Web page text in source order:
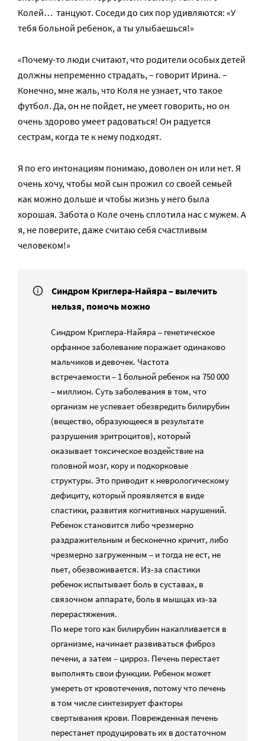
Колей… танцуют. Соседи до сих пор удивляются: «У
тебя больной ребенок, а ты улыбаешься!»
«Почему-то люди считают, что родители особых детей
должны непременно страдать, – говорит Ирина. –
Конечно, мне жаль, что Коля не узнает, что такое
футбол. Да, он не пойдет, не умеет говорить, но он
очень здорово умеет радоваться! Он радуется
сестрам, когда те к нему подходят.
Я по его интонациям понимаю, доволен он или нет. Я
очень хочу, чтобы мой сын прожил со своей семьей
как можно дольше и чтобы жизнь у него была
хорошая. Забота о Коле очень сплотила нас с мужем. А
я, не поверите, даже считаю себя счастливым
человеком!»
Синдром Криглера-Найяра – вылечить
нельзя, помочь можно
Синдром Криглера-Найяра – генетическое
орфанное заболевание поражает одинаково
мальчиков и девочек. Частота
встречаемости – 1 больной ребенок на 750 000
– миллион. Суть заболевания в том, что
организм не успевает обезвредить билирубин
(вещество, образующееся в результате
разрушения эритроцитов), который
оказывает токсическое воздействие на
головной мозг, кору и подкорковые
структуры. Это приводит к неврологическому
дефициту, который проявляется в виде
спастики, развития когнитивных нарушений.
Ребенок становится либо чрезмерно
раздражительным и бесконечно кричит, либо
чрезмерно загруженным – и тогда не ест, не
пьет, обезвоживается. Из-за спастики
ребенок испытывает боль в суставах, в
связочном аппарате, боль в мышцах из-за
перерастяжения.
По мере того как билирубин накапливается в
организме, начинает развиваться фиброз
печени, а затем – цирроз. Печень перестает
выполнять свои функции. Ребенок может
умереть от кровотечения, потому что печень
в том числе синтезирует факторы
свертывания крови. Поврежденная печень
перестанет продуцировать их в достаточном